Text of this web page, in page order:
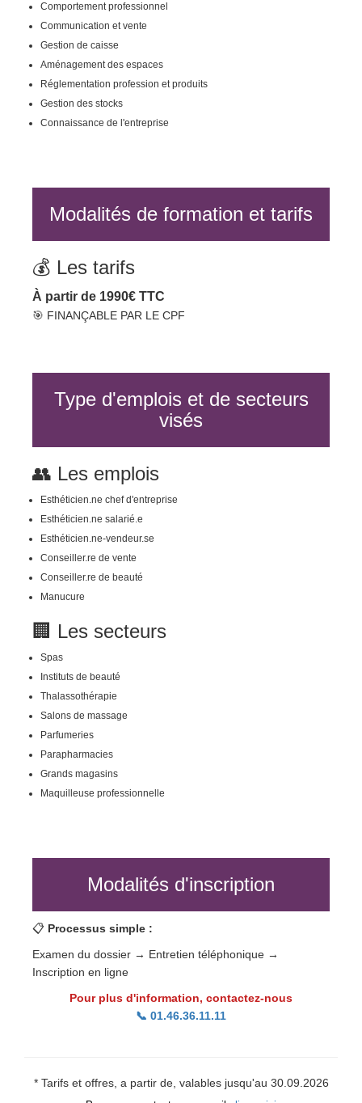
Comportement professionnel
Communication et vente
Gestion de caisse
Aménagement des espaces
Réglementation profession et produits
Gestion des stocks
Connaissance de l'entreprise
Modalités de formation et tarifs
💰 Les tarifs
À partir de 1990€ TTC
🎯 FINANÇABLE PAR LE CPF
Type d'emplois et de secteurs
visés
👥 Les emplois
Esthéticien.ne chef d'entreprise
Esthéticien.ne salarié.e
Esthéticien.ne-vendeur.se
Conseiller.re de vente
Conseiller.re de beauté
Manucure
🏢 Les secteurs
Spas
Instituts de beauté
Thalassothérapie
Salons de massage
Parfumeries
Parapharmacies
Grands magasins
Maquilleuse professionnelle
Modalités d'inscription
📋 Processus simple :
Examen du dossier → Entretien téléphonique →
Inscription en ligne
Pour plus d'information, contactez-nous
📞 01.46.36.11.11
* Tarifs et offres, a partir de, valables jusqu'au 30.09.2026